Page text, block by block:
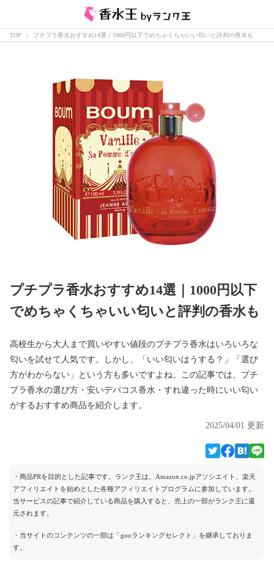
TOP プチプラ香水おすすめ14選｜1000円以下でめちゃくちゃいい匂いと評判の香水も
プチプラ香水おすすめ14選｜1000円以下
でめちゃくちゃいい匂いと評判の香水も
高校生から大人まで買いやすい値段のプチプラ香水はいろいろな
匂いを試せて人気です。しかし、「いい匂いはうする？」「選び
方がわからない」という方も多いですよね。この記事では、プチ
プラ香水の選び方・安いデパコス香水・すれ違った時にいい匂い
がするおすすめ商品を紹介します。
2025/04/01 更新
・商品PRを目的とした記事です。ランク王は、Amazon.co.jpアソシエイト、楽天
アフィリエイトを始めとした各種アフィリエイトプログラムに参加しています。
当サービスの記事で紹介している商品を購入すると、売上の一部がランク王に還
元されます。
・当サイトのコンテンツの一部は「gooランキングセレクト」を継承しておりま
す。